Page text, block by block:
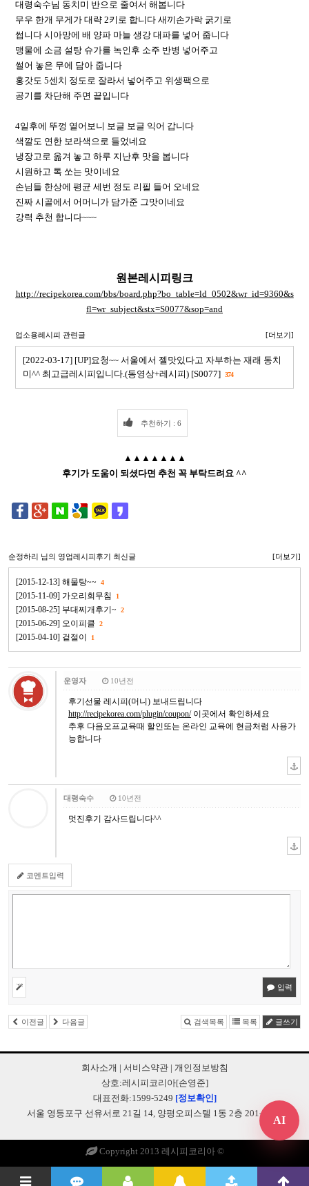
대령숙수님 동치미 반으로 줄여서 해봅니다
무우 한개 무게가 대략 2키로 합니다 새끼손가락 굵기로
썹니다 시아망에 배 양파 마늘 생강 대파를 넣어 줍니다
맹물에 소금 설탕 슈가를 녹인후 소주 반병 넣어주고
썰어 놓은 무에 담아 줍니다
홍갓도 5센치 정도로 잘라서 넣어주고 위생팩으로
공기를 차단해 주면 끝입니다
4일후에 뚜껑 열어보니 보글 보글 익어 갑니다
색깔도 연한 보라색으로 들었네요
냉장고로 옮겨 놓고 하루 지난후 맛을 봅니다
시원하고 톡 쏘는 맛이네요
손님들 한상에 평균 세번 정도 리필 들어 오네요
진짜 시골에서 어머니가 담가준 그맛이네요
강력 추천 합니다~~~
원본레시피링크
http://recipekorea.com/bbs/board.php?bo_table=ld_0502&wr_id=9360&s
fl=wr_subject&stx=S0077&sop=and
업소용레시피 관련글 [더보기]
[2022-03-17] [UP]요청~~ 서울에서 젤맛있다고 자부하는 재래 동치
미^^ 최고급레시피입니다.(동영상+레시피) [S0077] 374
추천하기 : 6
▲▲▲▲▲▲▲
후기가 도움이 되셨다면 추천 꼭 부탁드려요 ^^
순정하리 님의 영업레시피후기 최신글 [더보기]
[2015-12-13] 해물탕~~ 4
[2015-11-09] 가오리회무침 1
[2015-08-25] 부대찌개후기~ 2
[2015-06-29] 오이피클 2
[2015-04-10] 겉절이 1
운영자 10년전
후기선물 레시피(머니) 보내드립니다
http://recipekorea.com/plugin/coupon/이곳에서 확인하세요
추후 다음오프교육때 할인또는 온라인 교육에 현금처럼 사용가
능합니다
대령숙수 10년전
멋진후기 감사드립니다^^
코멘트입력
입력
이전글 다음글 검색목록 목록 글쓰기
회사소개 | 서비스약관| 개인정보방침
상호:레시피코리아[손영준]
대표전화:1599-5249 [정보확인]
서울 영등포구 선유서로 21길 14, 양평오피스텔 1동 2층 201-B248
Copyright 2013 레시피코리아 ©
AI